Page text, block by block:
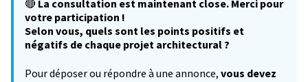
🔴 La consultation est maintenant close. Merci pour
votre participation !
Selon vous, quels sont les points positifs et
négatifs de chaque projet architectural ?
Pour déposer ou répondre à une annonce, vous devez